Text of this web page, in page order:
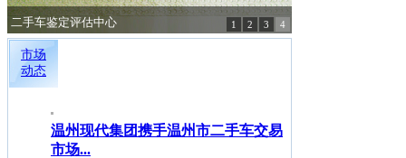
1 2 3 4
市场招商 恢弘启动
市场
动态
温州现代集团携手温州市二手车交易
市场...